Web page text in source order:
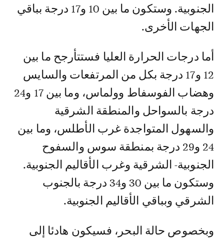
الجنوبية. وستكون ما بين 10 و17 درجة بباقي
الجهات الأخرى.
أما درجات الحرارة العليا فستتأرجح ما بين
12 و17 درجة بكل من المرتفعات والسايس
وهضاب الفوسفاط وولماس، وما بين 17 و24
درجة بالسواحل والمنطقة الشرقية
والسهول المتواجدة غرب الأطلس، وما بين
24 و29 درجة بمنطقة سوس والسفوح
الجنوبية- الشرقية وغرب الأقاليم الجنوبية.
وستكون ما بين 30 و34 درجة بالجنوب
الشرقي وبباقي الأقاليم الجنوبية.
وبخصوص حالة البحر، فسيكون هادئا إلى